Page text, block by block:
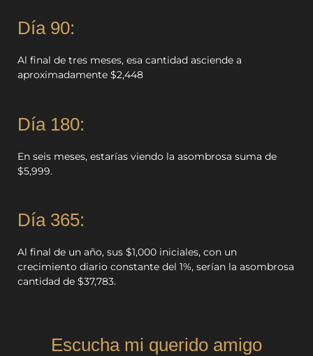
Día 90:
Al final de tres meses, esa cantidad asciende a
aproximadamente $2,448
Día 180:
En seis meses, estarías viendo la asombrosa suma de
$5,999.
Día 365:
Al final de un año, sus $1,000 iniciales, con un
crecimiento diario constante del 1%, serían la asombrosa
cantidad de $37,783.
Escucha mi querido amigo